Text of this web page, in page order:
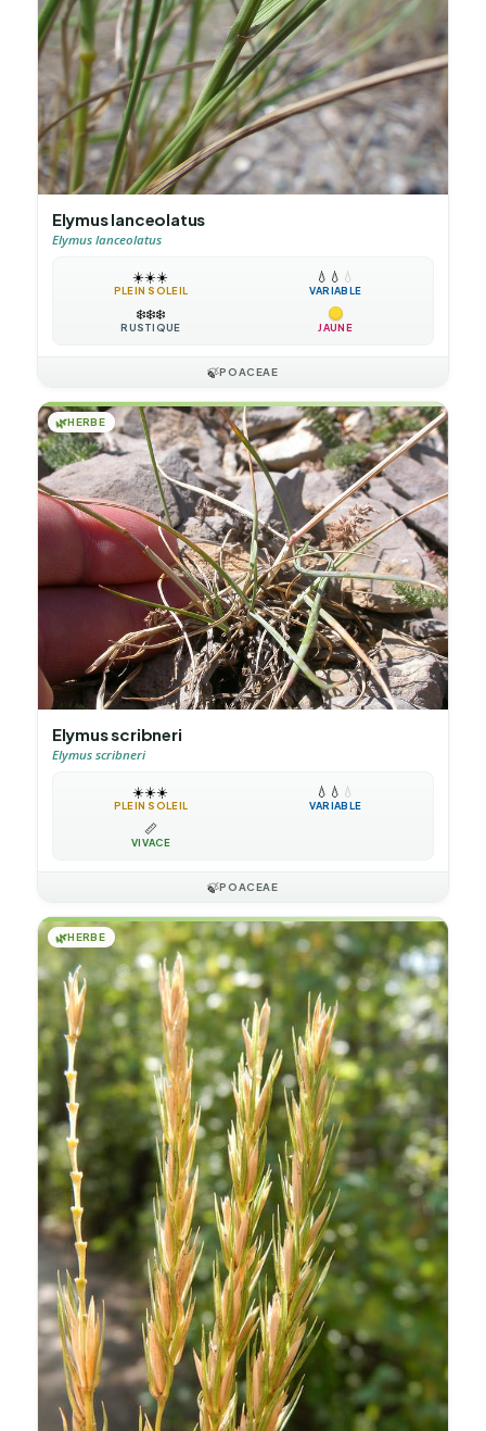
Elymus lanceolatus
Elymus lanceolatus
☀️☀️☀️
PLEIN SOLEIL
💧 💧 💧
VARIABLE
❄️❄️❄️
RUSTIQUE JAUNE
🍃POACEAE
🌿HERBE
Elymus scribneri
Elymus scribneri
☀️☀️☀️
PLEIN SOLEIL
💧 💧 💧
VARIABLE
📏
VIVACE
🍃POACEAE
🌿HERBE